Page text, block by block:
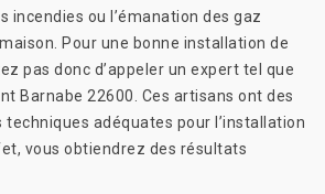
incendies ou l’émanation des gaz
Pour une bonne installation de
pas donc d’appeler un expert tel que
Barnabe 22600. Ces artisans ont des
adéquates pour l’installation
vous obtiendrez des résultats